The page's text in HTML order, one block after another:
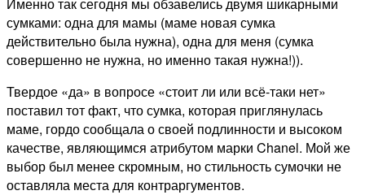
сумками: одна для мамы (маме новая сумка
действительно была нужна), одна для меня (сумка
совершенно не нужна, но именно такая нужна!)).
Твердое «да» в вопросе «стоит ли или всё-таки нет»
поставил тот факт, что сумка, которая приглянулась
маме, гордо сообщала о своей подлинности и высоком
качестве, являющимся атрибутом марки Chanel. Мой же
выбор был менее скромным, но стильность сумочки не
оставляла места для контраргументов.